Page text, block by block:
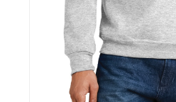
Accesorios
Aplicaciones y Parches
Blusas y Camisas
Callaway